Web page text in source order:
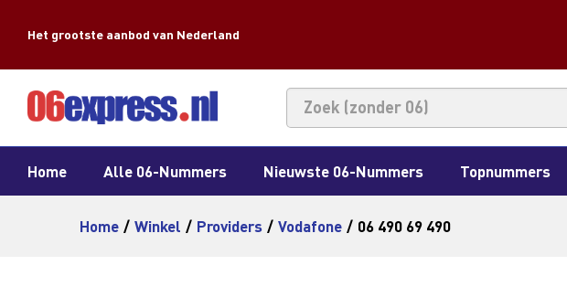
Het grootste aanbod van Nederland
Home Alle 06-Nummers Nieuwste 06-Nummers Topnummers
Home / Winkel / Providers / Vodafone / 06 490 69 490